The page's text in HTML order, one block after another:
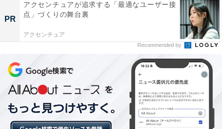
店をイメージした内装となっています。
ドア裏には、新幹線車体ロゴステッカー（N700aもしく
はN700S）が貼ってあり、ホームに入線している「のぞ
み」をイメージ。
PR
アクセンチュアが追求する「最適なユーザー接
点」づくりの舞台裏
アクセンチュア
Recommended by